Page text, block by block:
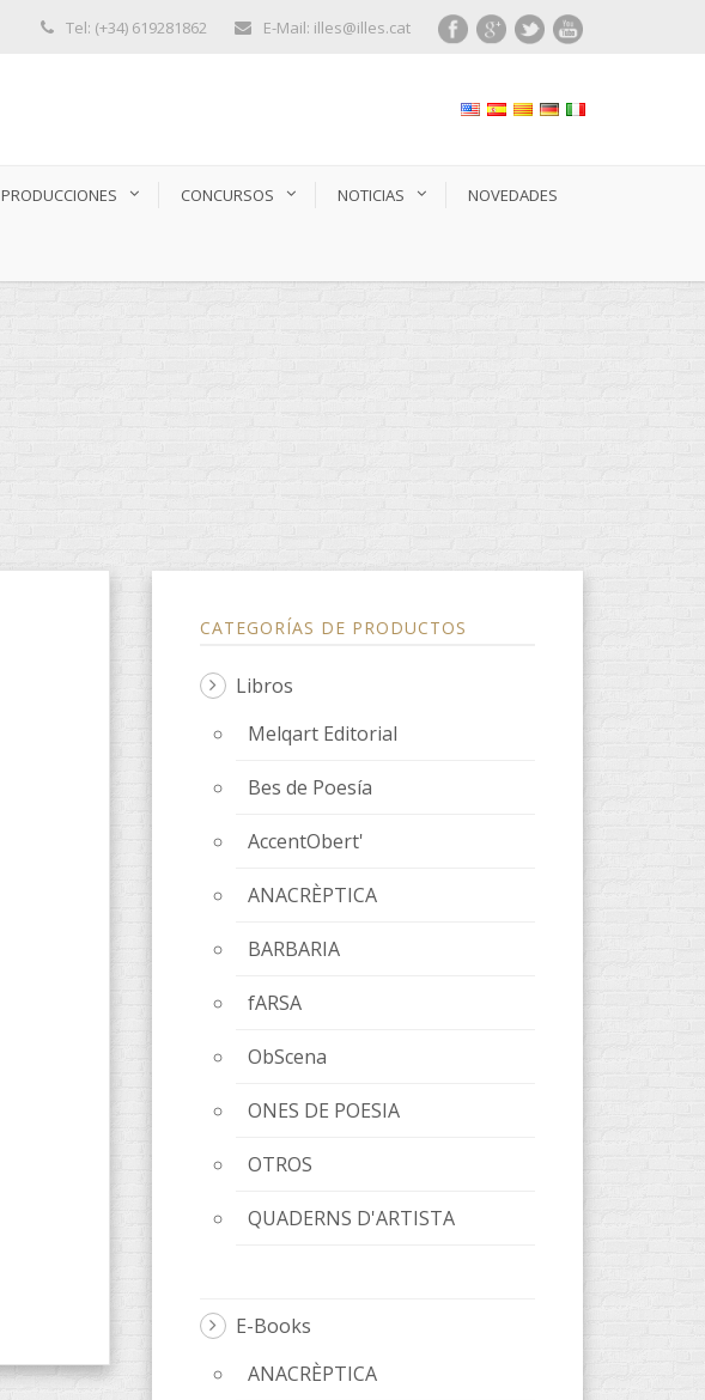
Tel: (+34) 619281862 E-Mail: illes@illes.cat
PRODUCCIONES CONCURSOS NOTICIAS NOVEDADES
CATEGORÍAS DE PRODUCTOS
Libros
Melqart Editorial
Bes de Poesía
AccentObert'
ANACRÈPTICA
BARBARIA
fARSA
ObScena
ONES DE POESIA
OTROS
QUADERNS D'ARTISTA
E-Books
ANACRÈPTICA